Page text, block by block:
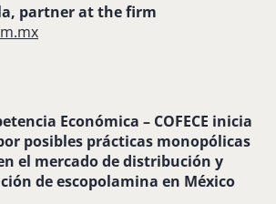
partner at the firm
Económica – COFECE inicia
posibles prácticas monopólicas
el mercado de distribución y
de escopolamina en México